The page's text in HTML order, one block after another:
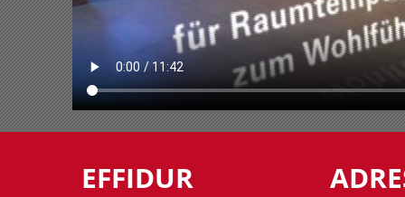
EFFIDUR